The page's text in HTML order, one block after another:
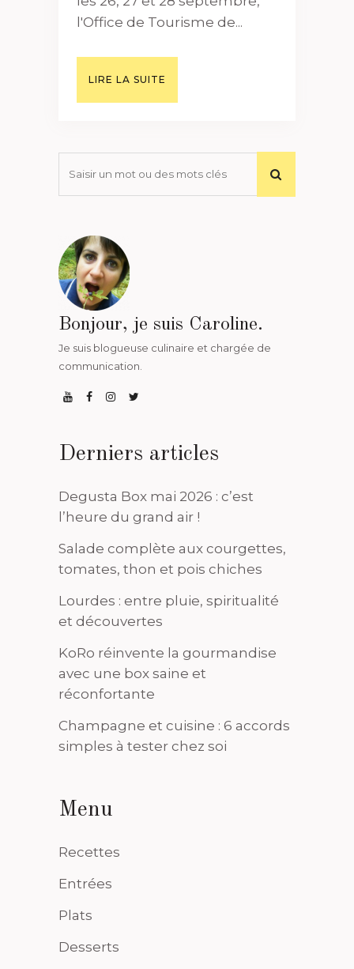
l'Office de Tourisme de...
LIRE LA SUITE
Bonjour, je suis Caroline.
Je suis blogueuse culinaire et chargée de
communication.
Derniers articles
Degusta Box mai 2026 : c’est
l’heure du grand air !
Salade complète aux courgettes,
tomates, thon et pois chiches
Lourdes : entre pluie, spiritualité
et découvertes
KoRo réinvente la gourmandise
avec une box saine et
réconfortante
Champagne et cuisine : 6 accords
simples à tester chez soi
Menu
Recettes
Entrées
Plats
Desserts